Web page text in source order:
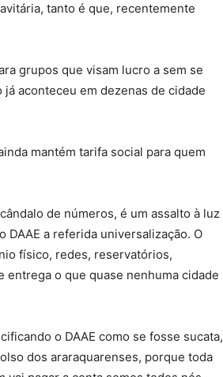
tanto é que, recentemente
grupos que visam lucro a sem se
aconteceu em dezenas de cidade
mantém tarifa social para quem
de números, é um assalto à luz
a referida universalização. O
físico, redes, reservatórios,
o que quase nenhuma cidade
o DAAE como se fosse sucata,
dos araraquarenses, porque toda